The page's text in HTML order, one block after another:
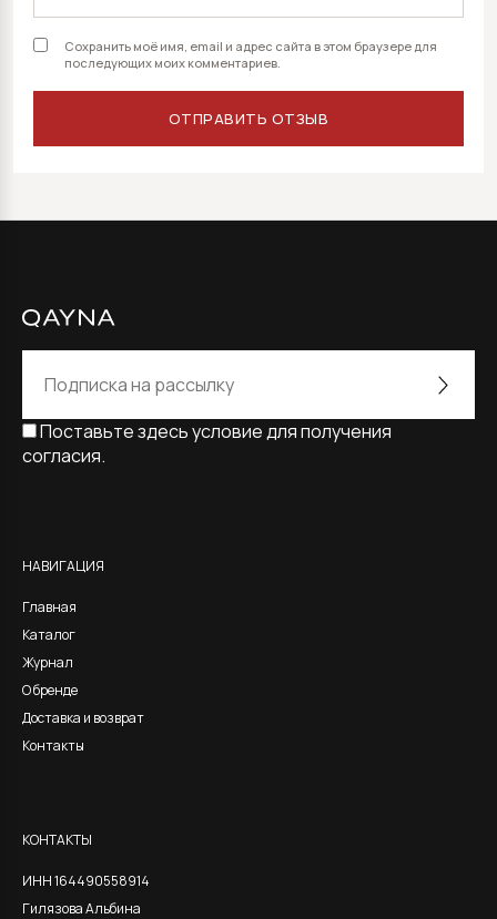
Сохранить моё имя, email и адрес сайта в этом браузере для
последующих моих комментариев.
Поставьте здесь условие для получения
согласия.
НАВИГАЦИЯ
Главная
Каталог
Журнал
О бренде
Доставка и возврат
Контакты
КОНТАКТЫ
ИНН 164490558914
Гилязова Альбина